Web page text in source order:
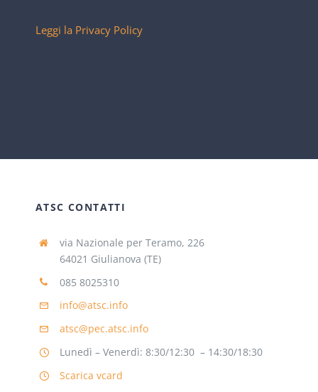
Leggi la Privacy Policy
ATSC CONTATTI
via Nazionale per Teramo, 226
64021 Giulianova (TE)
085 8025310
info@atsc.info
atsc@pec.atsc.info
Lunedì – Venerdì: 8:30/12:30 – 14:30/18:30
Scarica vcard